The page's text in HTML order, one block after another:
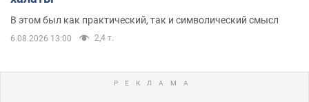
В этом был как практический, так и символический смысл
6.08.2026 13:00 2,4 т.